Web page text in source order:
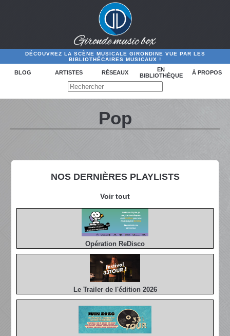
DÉCOUVREZ LA SCÈNE MUSICALE GIRONDINE VUE PAR LES
BIBLIOTHÉCAIRES MUSICAUX !
BLOG ARTISTES RÉSEAUX
EN
BIBLIOTHÈQUE
À PROPOS
NOS DERNIÈRES PLAYLISTS
Voir tout
Opération ReDisco
Le Trailer de l'édition 2026
Pop